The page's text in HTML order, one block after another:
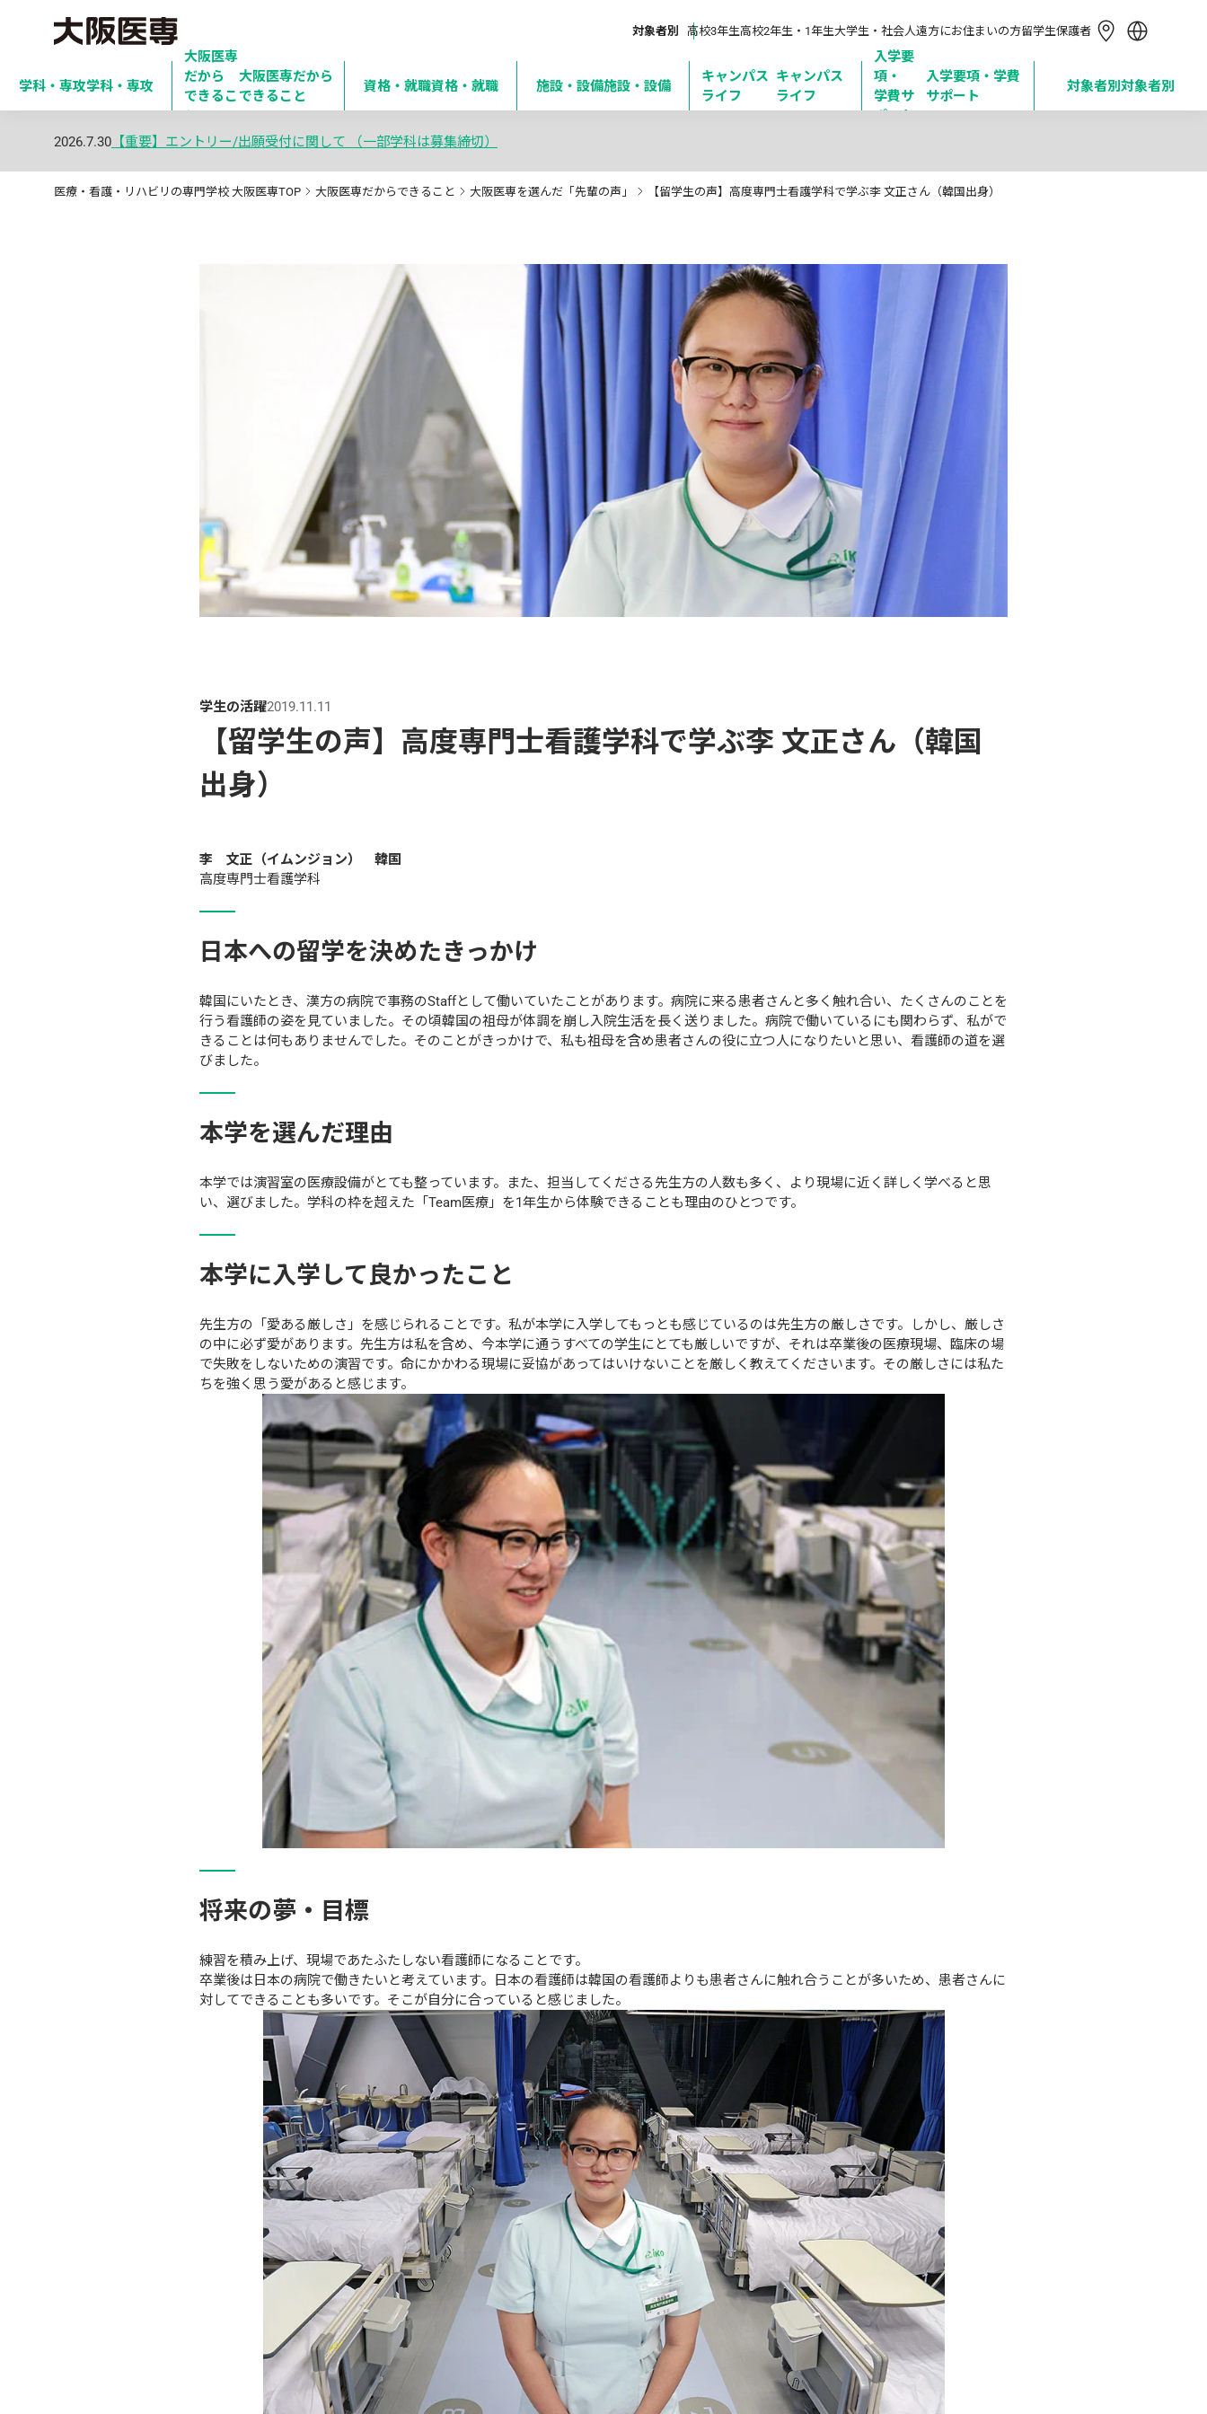
対象者別 高校3年生高校2年生・1年生大学生・社会人遠方にお住まいの方留学生保護者
简体中文
繁體中文
Tiếng Việt
Bahasa Indonesia
学科・専攻学科・専攻
大阪医専
だから
できるこ
と
大阪医専だから
できること
資格・就職資格・就職 施設・設備施設・設備
キャンパス
ライフ
キャンパス
ライフ
入学要
項・
学費サ
ポート
入学要項・学費
サポート
対象者別 対象者別
2026.7.30 【重要】エントリー/出願受付に関して （一部学科は募集締切）
医療・看護・リハビリの専門学校 大阪医専TOP 大阪医専だからできること 大阪医専を選んだ「先輩の声」 【留学生の声】高度専門士看護学科で学ぶ李 文正さん（韓国出身）
学生の活躍2019.11.11
【留学生の声】高度専門士看護学科で学ぶ李 文正さん（韓国
出身）
李　文正（イムンジョン）　韓国
高度専門士看護学科
日本への留学を決めたきっかけ
韓国にいたとき、漢方の病院で事務のStaffとして働いていたことがあります。病院に来る患者さんと多く触れ合い、たくさんのことを
行う看護師の姿を見ていました。その頃韓国の祖母が体調を崩し入院生活を長く送りました。病院で働いているにも関わらず、私がで
きることは何もありませんでした。そのことがきっかけで、私も祖母を含め患者さんの役に立つ人になりたいと思い、看護師の道を選
びました。
本学を選んだ理由
本学では演習室の医療設備がとても整っています。また、担当してくださる先生方の人数も多く、より現場に近く詳しく学べると思
い、選びました。学科の枠を超えた「Team医療」を1年生から体験できることも理由のひとつです。
本学に入学して良かったこと
先生方の「愛ある厳しさ」を感じられることです。私が本学に入学してもっとも感じているのは先生方の厳しさです。しかし、厳しさ
の中に必ず愛があります。先生方は私を含め、今本学に通うすべての学生にとても厳しいですが、それは卒業後の医療現場、臨床の場
で失敗をしないための演習です。命にかかわる現場に妥協があってはいけないことを厳しく教えてくださいます。その厳しさには私た
ちを強く思う愛があると感じます。
将来の夢・目標
練習を積み上げ、現場であたふたしない看護師になることです。
卒業後は日本の病院で働きたいと考えています。日本の看護師は韓国の看護師よりも患者さんに触れ合うことが多いため、患者さんに
対してできることも多いです。そこが自分に合っていると感じました。